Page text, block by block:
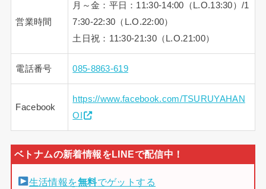
営業時間
月～金：平日：11:30-14:00（L.O.13:30）/1
7:30-22:30（L.O.22:00）
土日祝：11:30-21:30（L.O.21:00）
電話番号 085-8863-619
Facebook
https://www.facebook.com/TSURUYAHAN
OI
生活情報を無料でゲットする